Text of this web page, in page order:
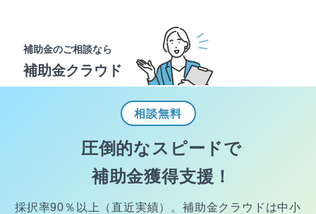
補助金のご相談なら
補助金クラウド
相談無料
圧倒的なスピードで
補助金獲得支援！
採択率90％以上（直近実績）。 補助金クラウドは中小